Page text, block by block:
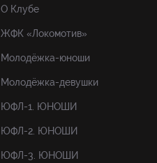
О Клубе
ЖФК «Локомотив»
Молодёжка-юноши
Молодёжка-девушки
ЮФЛ-1. ЮНОШИ
ЮФЛ-2. ЮНОШИ
ЮФЛ-3. ЮНОШИ